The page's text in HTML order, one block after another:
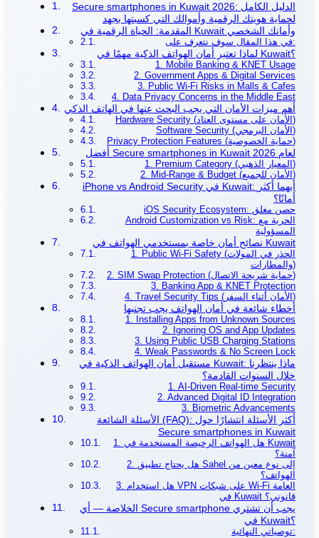
Secure smartphones in Kuwait 2026: الدليل الكامل
لحماية هويتك الرقمية وأموالك التي كسبتها بجهد
المقدمة: الحياة الرقمية في Kuwait وأمانك الشخصي
في هذا المقال سوف نتعرف على:
لماذا تعتبر أمان الهواتف الذكية مهمًا في Kuwait؟
1. Mobile Banking & KNET Usage
2. Government Apps & Digital Services
3. Public Wi-Fi Risks in Malls & Cafes
4. Data Privacy Concerns in the Middle East
أهم ميزات الأمان التي يجب البحث عنها في الهاتف الذكي
Hardware Security (الأمان على مستوى العتاد)
Software Security (الأمان البرمجي)
Privacy Protection Features (حماية الخصوصية)
أفضل Secure smartphones in Kuwait لعام 2026
1. Premium Category (المعيار الذهبي)
2. Mid-Range & Budget (الأمان للجميع)
iPhone vs Android Security في Kuwait: أيهما أكثر
أمانًا؟
iOS Security Ecosystem: حصن مغلق
Android Customization vs Risk: الحرية مع
المسؤولية
نصائح أمان خاصة بمستخدمي الهواتف في Kuwait
1. Public Wi-Fi Safety (الحذر في المولات
والمطارات)
2. SIM Swap Protection (حماية شريحة الاتصال)
3. Banking App & KNET Protection
4. Travel Security Tips (الأمان أثناء السفر)
أخطاء شائعة في أمان الهواتف يجب تجنبها
1. Installing Apps from Unknown Sources
2. Ignoring OS and App Updates
3. Using Public USB Charging Stations
4. Weak Passwords & No Screen Lock
مستقبل أمان الهواتف الذكية في Kuwait: ماذا ينتظرنا
خلال السنوات القادمة؟
1. AI-Driven Real-time Security
2. Advanced Digital ID Integration
3. Biometric Advancements
الأسئلة الشائعة (FAQ): أكثر الأسئلة انتشارًا حول
Secure smartphones in Kuwait
1. هل الهواتف الرخيصة المستخدمة في Kuwait
آمنة؟
2. هل يحتاج تطبيق Sahel إلى نوع معين من
الهواتف؟
3. هل استخدام VPN على شبكات Wi-Fi العامة
في Kuwait قانوني؟
الخلاصة — أي Secure smartphone يجب أن تشتري
في Kuwait؟
توصياتي النهائية: